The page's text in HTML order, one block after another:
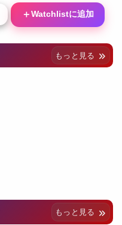
＋Watchlistに追加
もっと見る
もっと見る